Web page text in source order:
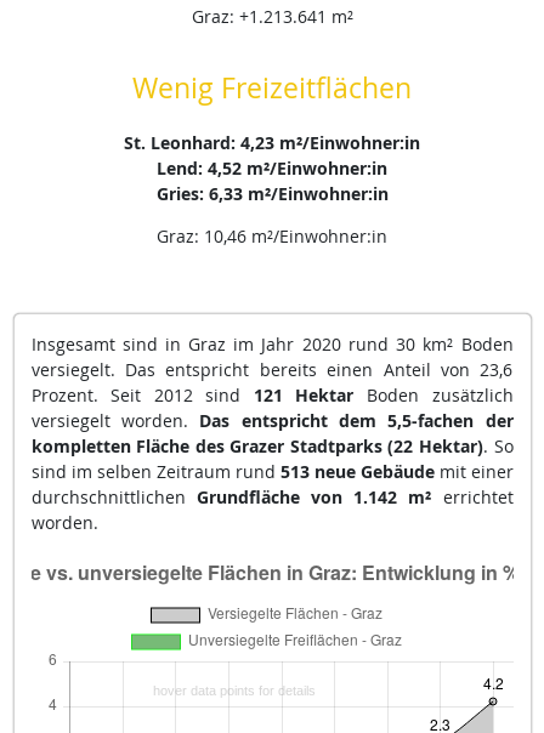
Graz: +1.213.641 m²
Wenig Freizeitflächen
St. Leonhard: 4,23 m²/Einwohner:in
Lend: 4,52 m²/Einwohner:in
Gries: 6,33 m²/Einwohner:in
Graz: 10,46 m²/Einwohner:in
Insgesamt sind in Graz im Jahr 2020 rund 30 km² Boden
versiegelt. Das entspricht bereits einen Anteil von 23,6
Prozent. Seit 2012 sind 121 Hektar Boden zusätzlich
versiegelt worden. Das entspricht dem 5,5-fachen der
kompletten Fläche des Grazer Stadtparks (22 Hektar). So
sind im selben Zeitraum rund 513 neue Gebäudemit einer
durchschnittlichen Grundfläche von 1.142 m² errichtet
worden.